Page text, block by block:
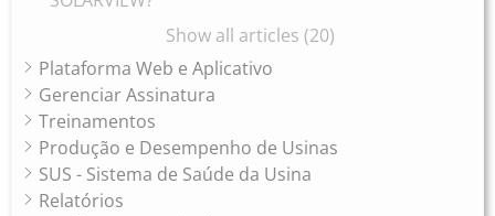
Show all articles (20)
Plataforma Web e Aplicativo
Gerenciar Assinatura
Treinamentos
Produção e Desempenho de Usinas
SUS - Sistema de Saúde da Usina
Relatórios